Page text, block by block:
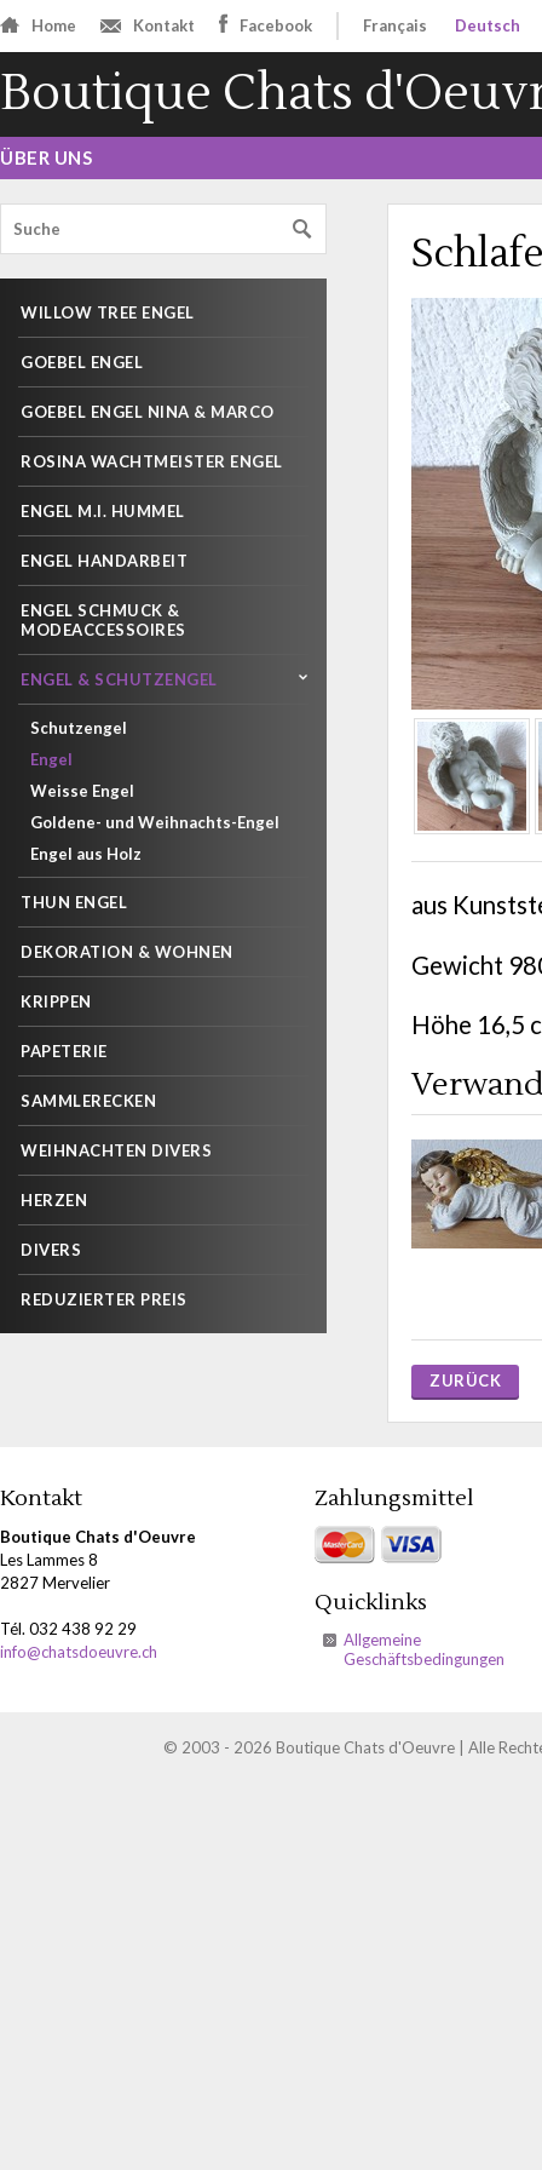
Home Kontakt Facebook Français Deutsch
Boutique Chats
ÜBER UNS
WILLOW TREE ENGEL
GOEBEL ENGEL
GOEBEL ENGEL NINA & MARCO
ROSINA WACHTMEISTER ENGEL
ENGEL M.I. HUMMEL
ENGEL HANDARBEIT
ENGEL SCHMUCK &
MODEACCESSOIRES
ENGEL & SCHUTZENGEL
Schutzengel
Engel
Weisse Engel
Goldene- und Weihnachts-Engel
Engel aus Holz
THUN ENGEL
DEKORATION & WOHNEN
KRIPPEN
PAPETERIE
SAMMLERECKEN
WEIHNACHTEN DIVERS
HERZEN
DIVERS
REDUZIERTER PREIS
aus
Gewicht
Höhe 16,5
ZURÜCK
Kontakt
Boutique Chats d'Oeuvre
Les Lammes 8
2827 Mervelier
Tél. 032 438 92 29
info@chatsdoeuvre.ch
Zahlungsmittel
Quicklinks
Allgemeine
Geschäftsbedingungen
© 2003 - 2026 Boutique Chats d'Oeuvre | Alle